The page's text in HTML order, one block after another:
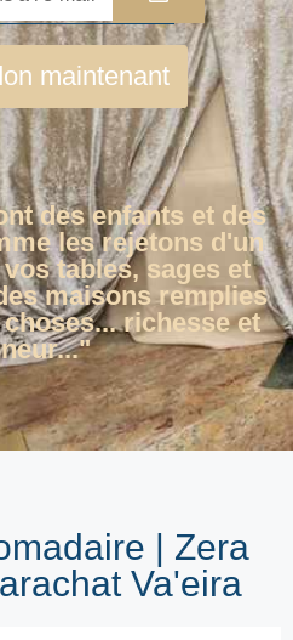
maintenant
des enfants et des
les rejetons d'un
tables, sages et
maisons remplies
richesse et
| Zera
Va'eira